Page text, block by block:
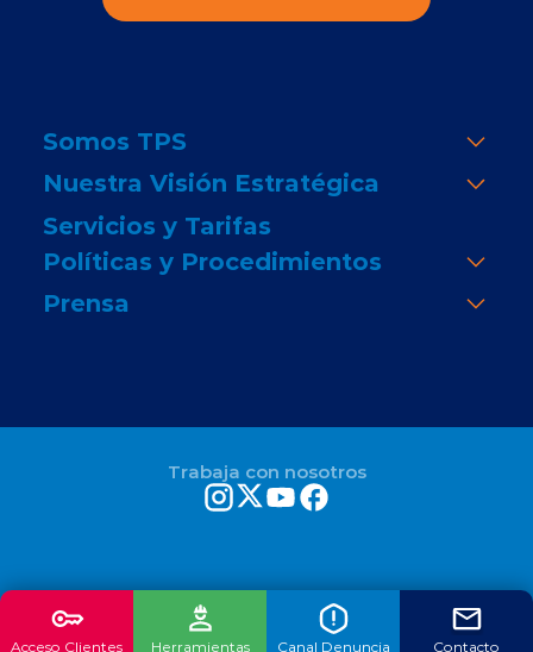
Somos TPS
Nuestra Visión Estratégica
Servicios y Tarifas
Políticas y Procedimientos
Prensa
Trabaja con nosotros
Acceso Clientes Herramientas Canal Denuncia Contacto